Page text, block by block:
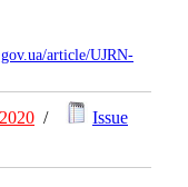
article/UJRN-
/
Issue